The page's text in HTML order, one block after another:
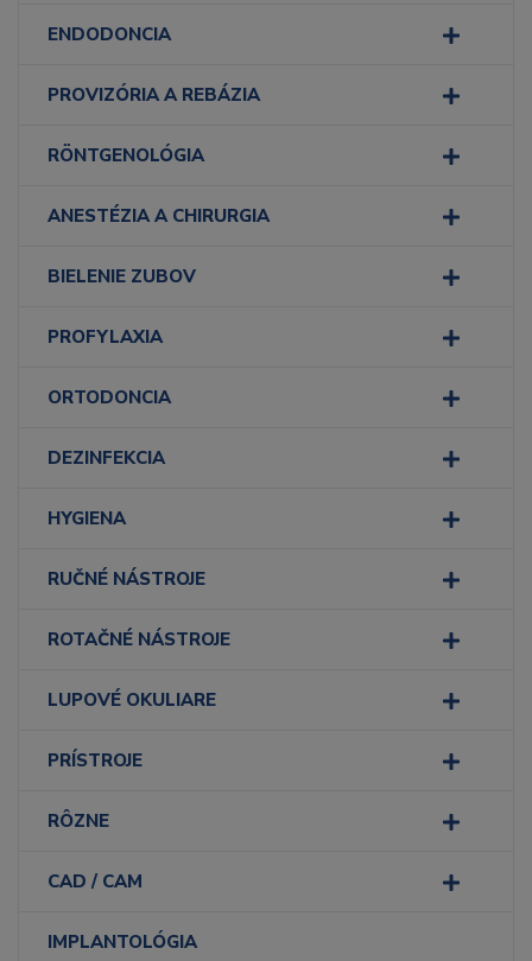
ENDODONCIA
PROVIZÓRIA A REBÁZIA
RÖNTGENOLÓGIA
ANESTÉZIA A CHIRURGIA
BIELENIE ZUBOV
PROFYLAXIA
ORTODONCIA
DEZINFEKCIA
HYGIENA
RUČNÉ NÁSTROJE
ROTAČNÉ NÁSTROJE
LUPOVÉ OKULIARE
PRÍSTROJE
RÔZNE
CAD / CAM
IMPLANTOLÓGIA